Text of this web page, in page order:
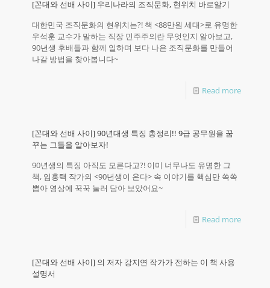
[꼰대와 선배 사이] 우리나라의 조직문화, 현위치 바로알기
대한민국 조직문화의 현위치는?! 책 <88만원 세대>로 유명한
우석훈 교수가 말하는 직장 민주주의란 무엇인지 알아보고,
90년생 후배들과 함께 일하며 보다 나은 조직문화를 만들어
나갈 방법을 찾아봅니다~
Read more
[꼰대와 선배 사이] 90년대생 특징 총정리!! 9급 공무원을 꿈
꾸는 그들을 알아보자!
90년생의 특징 아직도 모른다고?! 이미 너무나도 유명한 그
책, 임홍택 작가의 <90년생이 온다> 속 이야기를 핵심만 쏙쏙
뽑아 영상에 꾹꾹 눌러 담아 보았어요~
Read more
[꼰대와 선배 사이] 의 저자 강지연 작가가 전하는 이 책 사용
설명서